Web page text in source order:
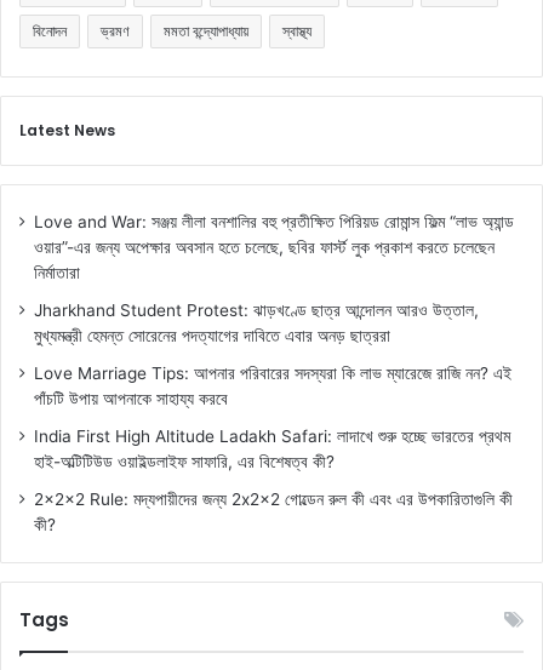
বিনোদন ভ্রমণ মমতা বন্দ্যোপাধ্যায় স্বাস্থ্য
Latest News
Love and War: সঞ্জয় লীলা বনশালির বহু প্রতীক্ষিত পিরিয়ড রোমান্স ফিল্ম “লাভ অ্যান্ড
ওয়ার”-এর জন্য অপেক্ষার অবসান হতে চলেছে, ছবির ফার্স্ট লুক প্রকাশ করতে চলেছেন
নির্মাতারা
Jharkhand Student Protest: ঝাড়খণ্ডে ছাত্র আন্দোলন আরও উত্তাল,
মুখ্যমন্ত্রী হেমন্ত সোরেনের পদত্যাগের দাবিতে এবার অনড় ছাত্ররা
Love Marriage Tips: আপনার পরিবারের সদস্যরা কি লাভ ম্যারেজে রাজি নন? এই
পাঁচটি উপায় আপনাকে সাহায্য করবে
India First High Altitude Ladakh Safari: লাদাখে শুরু হচ্ছে ভারতের প্রথম
হাই-অল্টিটিউড ওয়াইল্ডলাইফ সাফারি, এর বিশেষত্ব কী?
2x2x2 Rule: মদ্যপায়ীদের জন্য 2x2x2 গোল্ডেন রুল কী এবং এর উপকারিতাগুলি কী
কী?
Tags